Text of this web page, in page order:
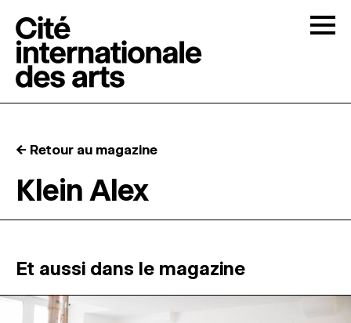
RÉSIDENCES ↓
ATELIERS OUVERTS
PROGRAMMATION
← Retour au magazine
Klein Alex
Et aussi dans le magazine